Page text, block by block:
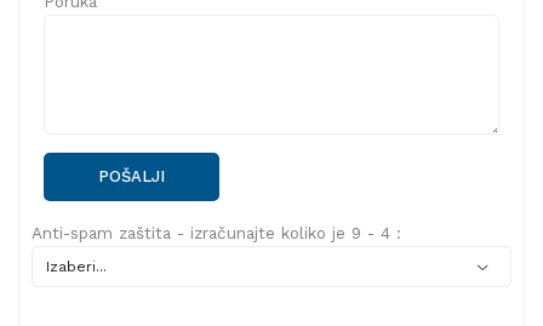
POŠALJI
Anti-spam zaštita - izračunajte koliko je 9 - 4 :